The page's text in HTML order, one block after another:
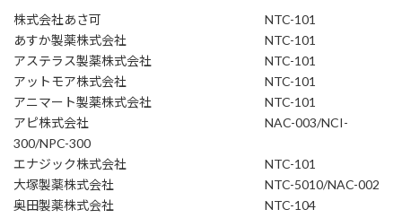
株式会社あさ可 NTC-101
あすか製薬株式会社 NTC-101
アステラス製薬株式会社 NTC-101
アットモア株式会社 NTC-101
アニマート製薬株式会社 NTC-101
アピ株式会社 NAC-003/NCI-
300/NPC-300
エナジック株式会社 NTC-101
大塚製薬株式会社 NTC-5010/NAC-002
奥田製薬株式会社 NTC-104